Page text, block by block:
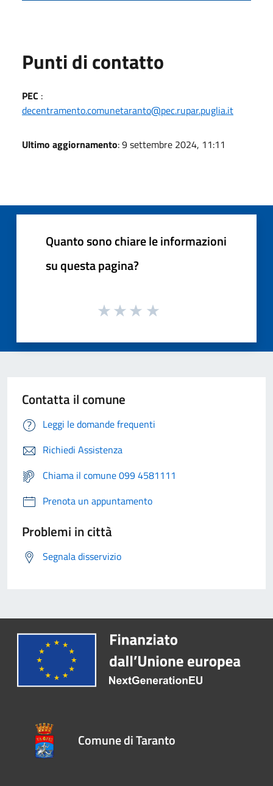
Punti di contatto
PEC :
decentramento.comunetaranto@pec.rupar.puglia.it
Ultimo aggiornamento: 9 settembre 2024, 11:11
Quanto sono chiare le informazioni
su questa pagina?
Contatta il comune
Leggi le domande frequenti
Richiedi Assistenza
Chiama il comune 099 4581111
Prenota un appuntamento
Problemi in città
Segnala disservizio
Comune di Taranto